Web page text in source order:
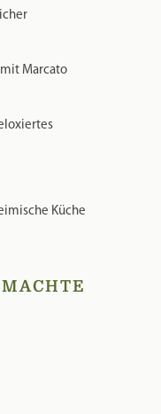
Marcato
Küche